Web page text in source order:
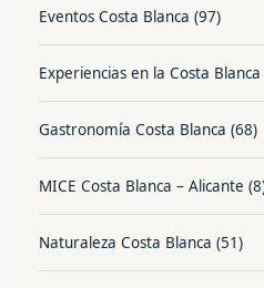
Eventos Costa Blanca (97)
Experiencias en la Costa Blanca
Gastronomía Costa Blanca (68)
MICE Costa Blanca – Alicante
Naturaleza Costa Blanca (51)